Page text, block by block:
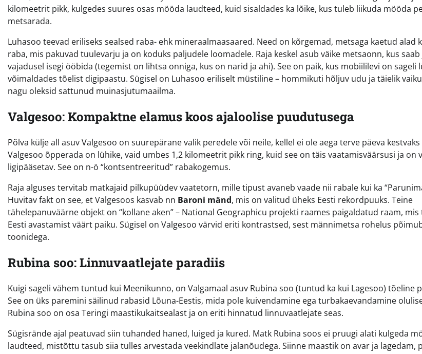
kilomeetrit pikk, kulgedes suures osas mööda laudteed, kuid sisaldades ka lõike, kus tuleb liikuda mööda
metsarada.
Luhasoo teevad eriliseks sealsed raba- ehk mineraalmaasaared. Need on kõrgemad, metsaga kaetud alad
raba, mis pakuvad tuulevarju ja on koduks paljudele loomadele. Raja keskel asub väike metsaonn, kus
vajadusel isegi ööbida (tegemist on lihtsa onniga, kus on narid ja ahi). See on paik, kus mobiililevi on sageli
võimaldades tõelist digipaastu. Sügisel on Luhasoo eriliselt müstiline – hommikuti hõljuv udu ja täielik
nagu oleksid sattunud muinasjutumaailma.
Valgesoo: Kompaktne elamus koos ajaloolise puudutusega
Põlva külje all asuv Valgesoo on suurepärane valik peredele või neile, kellel ei ole aega terve päeva
Valgesoo õpperada on lühike, vaid umbes 1,2 kilomeetrit pikk ring, kuid see on täis vaatamisväärsusi ja on
ligipääsetav. See on n-ö “kontsentreeritud” rabakogemus.
Raja alguses tervitab matkajaid pilkupüüdev vaatetorn, mille tipust avaneb vaade nii rabale kui ka
Huvitav fakt on see, et Valgesoos kasvab nn Baroni mänd, mis on valitud üheks Eesti rekordpuuks. Teine
tähelepanuväärne objekt on “kollane aken” – National Geographicu projekti raames paigaldatud raam,
Eesti avastamist väärt paiku. Sügisel on Valgesoo värvid eriti kontrastsed, sest männimetsa rohelus
toonidega.
Rubina soo: Linnuvaatlejate paradiis
Kuigi sageli vähem tuntud kui Meenikunno, on Valgamaal asuv Rubina soo (tuntud ka kui Lagesoo) tõeline
See on üks paremini säilinud rabasid Lõuna-Eestis, mida pole kuivendamine ega turbakaevandamine
Rubina soo on osa Teringi maastikukaitsealast ja on eriti hinnatud linnuvaatlejate seas.
Sügisrände ajal peatuvad siin tuhanded haned, luiged ja kured. Matk Rubina soos ei pruugi alati kulgeda
laudteed, mistõttu tasub siia tulles arvestada veekindlate jalanõudega. Siinne maastik on avar ja lagedam,